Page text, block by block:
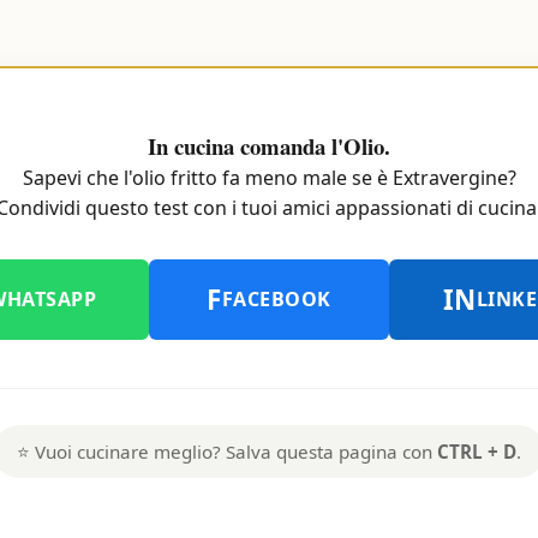
In cucina comanda l'Olio.
Sapevi che l'olio fritto fa meno male se è Extravergine?
questo test con i tuoi amici appassionati di
FFACEBOOK IN
⭐ Vuoi cucinare meglio? Salva questa pagina con CTRL + D.